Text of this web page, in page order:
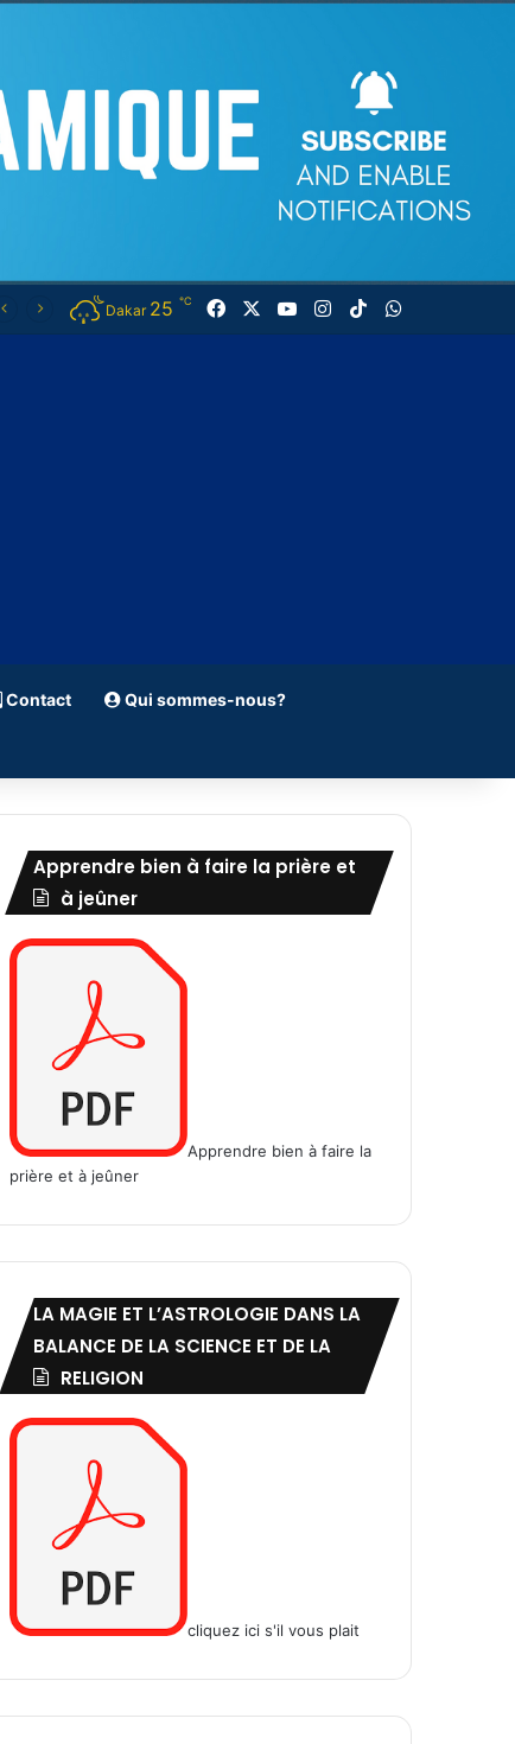
Dakar 25 ℃ Facebook YouTubeInstagram
TikTok
Contact Qui sommes-nous?
Apprendre bien à faire la prière et
à jeûner
Apprendre bien à faire la
prière et à jeûner
LA MAGIE ET L’ASTROLOGIE DANS LA
BALANCE DE LA SCIENCE ET DE LA
RELIGION
cliquez ici s'il vous plait